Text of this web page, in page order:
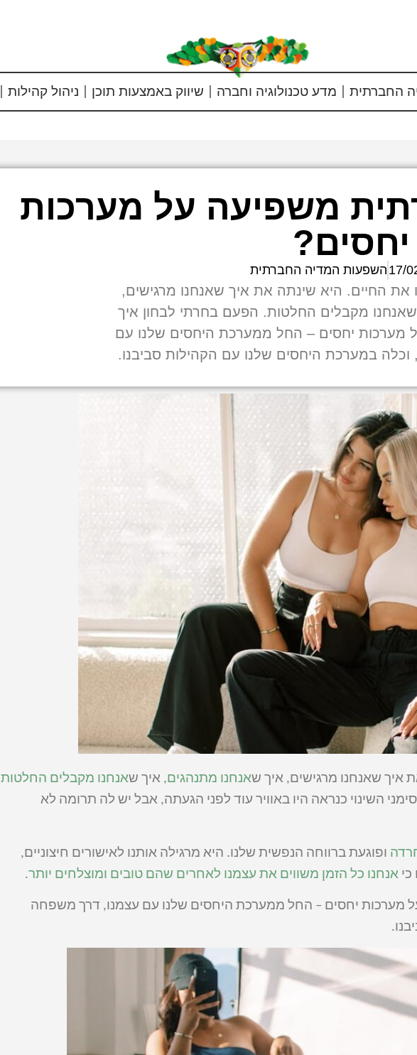
החברתית מדע טכנולוגיה וחברה שיווק באמצעות תוכן ניהול קהילות
משפיעה על מערכות
יחסים?
17/ השפעות המדיה החברתית
את החיים. היא שינתה את איך שאנחנו מרגישים,
מקבלים החלטות. הפעם בחרתי לבחון איך
מערכות יחסים – החל ממערכת היחסים שלנו עם
במערכת היחסים שלנו עם הקהילות סביבנו.
איך שאנחנו מרגישים, איך שאנחנו מתנהגים, איך שאנחנו מקבלים החלטות
השינוי כנראה היו באוויר עוד לפני הגעתה, אבל יש לה תרומה לא
ופוגעת ברווחה הנפשית שלנו. היא מרגילה אותנו לאישורים חיצוניים,
אנחנו כל הזמן משווים את עצמנו לאחרים שהם טובים ומוצלחים יותר.
מערכות יחסים – החל ממערכת היחסים שלנו עם עצמנו, דרך משפחה